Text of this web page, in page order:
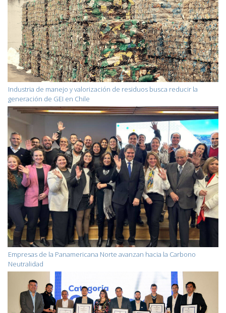
Industria de manejo y valorización de residuos busca reducir la
generación de GEI en Chile
Empresas de la Panamericana Norte avanzan hacia la Carbono
Neutralidad